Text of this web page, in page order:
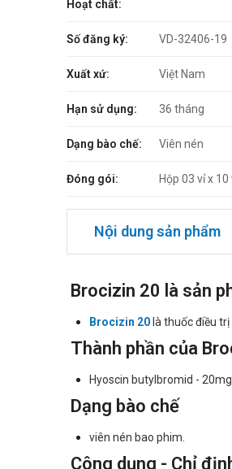
Hoạt chất:
Số đăng ký: VD-32406-19
Xuất xứ: Việt Nam
Hạn sử dụng: 36 tháng
Dạng bào chế: Viên nén
Đóng gói: Hộp 03 vỉ x
Nội dung sản phẩm
Brocizin 20 là sản
Brocizin 20là thuốc điều trị
Thành phần của
Hyoscin butylbromid - 20mg.
Dạng bào chế
viên nén bao phim.
Công dụng - Chỉ